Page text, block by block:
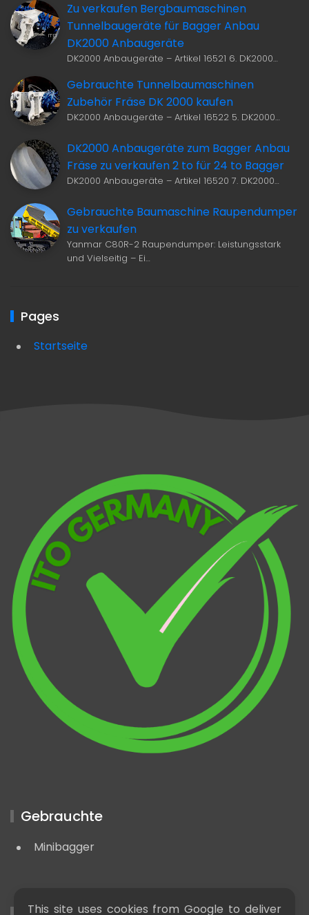
Zu verkaufen Bergbaumaschinen
Tunnelbaugeräte für Bagger Anbau
DK2000 Anbaugeräte
DK2000 Anbaugeräte – Artikel 16521 6. DK2000…
Gebrauchte Tunnelbaumaschinen
Zubehör Fräse DK 2000 kaufen
DK2000 Anbaugeräte – Artikel 16522 5. DK2000…
DK2000 Anbaugeräte zum Bagger Anbau
Fräse zu verkaufen 2 to für 24 to Bagger
DK2000 Anbaugeräte – Artikel 16520 7. DK2000…
Gebrauchte Baumaschine Raupendumper
zu verkaufen
Yanmar C80R-2 Raupendumper: Leistungsstark
und Vielseitig – Ei…
Pages
Startseite
Gebrauchte
Minibagger
This site uses cookies from Google to deliver